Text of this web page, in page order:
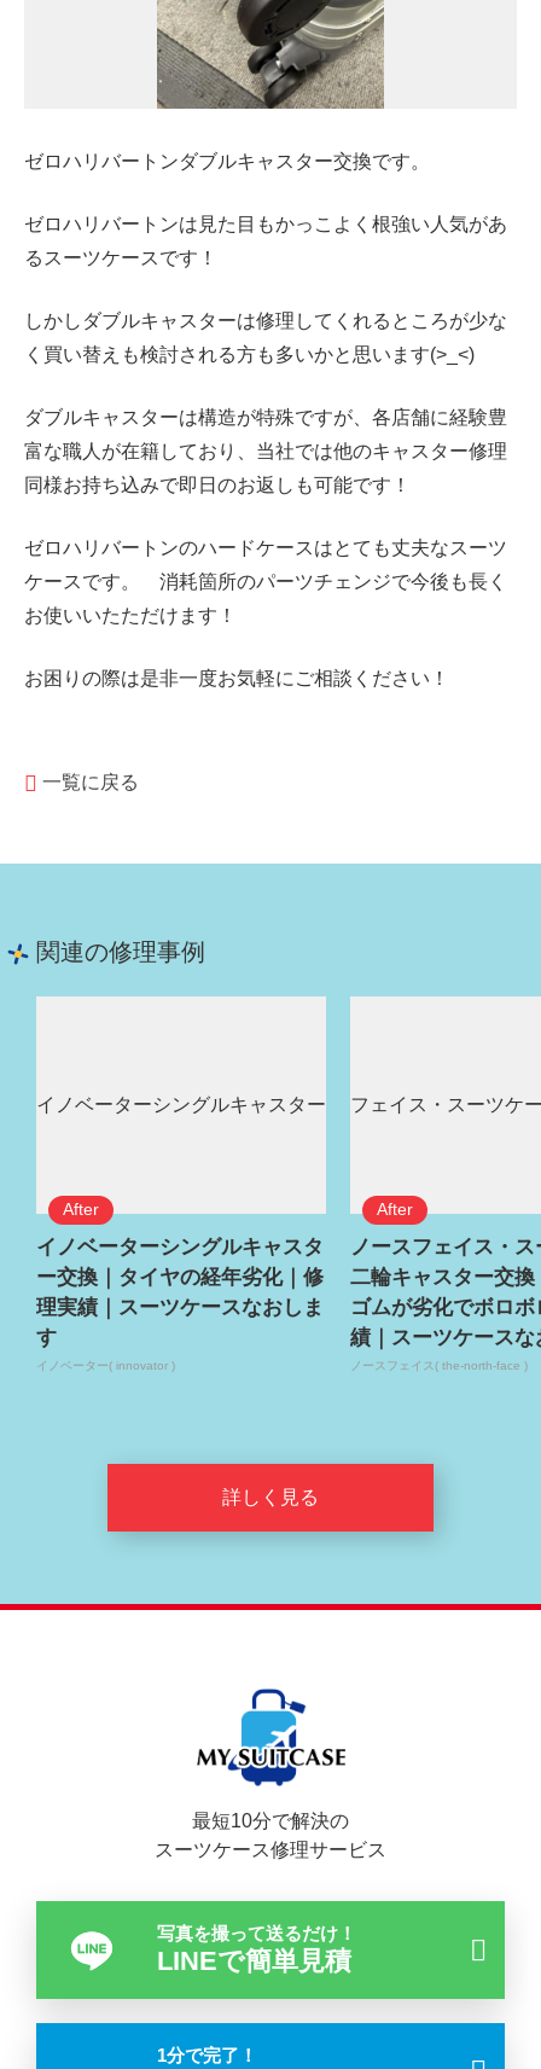
ゼロハリバートンダブルキャスター交換です。
ゼロハリバートンは見た目もかっこよく根強い人気があ
るスーツケースです！
しかしダブルキャスターは修理してくれるところが少な
く買い替えも検討される方も多いかと思います(>_<)
ダブルキャスターは構造が特殊ですが、各店舗に経験豊
富な職人が在籍しており、当社では他のキャスター修理
同様お持ち込みで即日のお返しも可能です！
ゼロハリバートンのハードケースはとても丈夫なスーツ
ケースです。 消耗箇所のパーツチェンジで今後も長く
お使いいたただけます！
お困りの際は是非一度お気軽にご相談ください！
一覧に戻る
関連の修理事例
イノベーターシングルキャスタ
ー交換｜タイヤの経年劣化｜修
理実績｜スーツケースなおしま
す
イノベーター( innovator )
ノースフェイス・
二輪キャスター交換
ゴムが劣化でボロ
績｜スーツケースな
ノースフェイス( the-north-face )
詳しく見る
最短10分で解決の
スーツケース修理サービス
写真を撮って送るだけ！
LINEで簡単見積
1分で完了！